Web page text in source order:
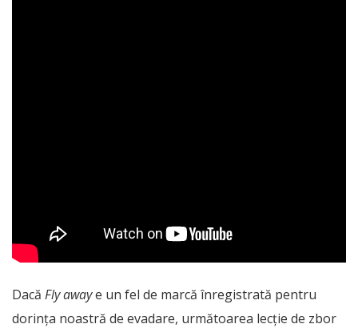
Dacă Fly awaye un fel de marcă înregistrată pentru
dorința noastră de evadare, următoarea lecție de zbor